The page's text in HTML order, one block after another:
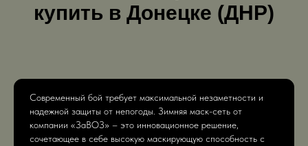
купить в Донецке (ДНР)
Современный бой требует максимальной незаметности и
надежной защиты от непогоды. Зимняя маск-сеть от
компании «ЗаВОЗ» – это инновационное решение,
сочетающее в себе высокую маскирующую способность с